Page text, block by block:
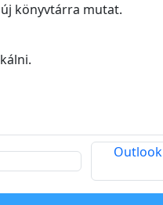
könyvtárra mutat.